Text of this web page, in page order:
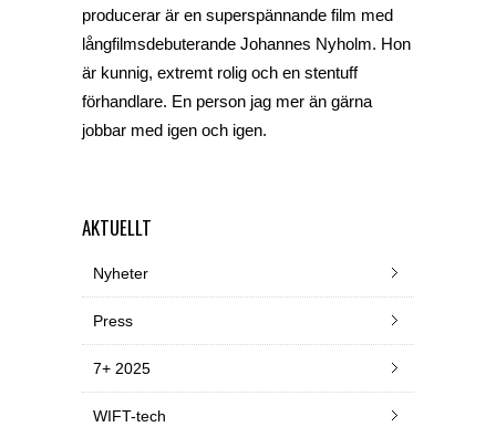
producerar är en superspännande film med
långfilmsdebuterande Johannes Nyholm. Hon
är kunnig, extremt rolig och en stentuff
förhandlare. En person jag mer än gärna
jobbar med igen och igen.
AKTUELLT
Nyheter
Press
7+ 2025
WIFT-tech